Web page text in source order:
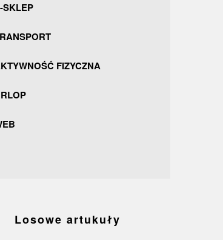
SKLEP
FIZYCZNA
Losowe artukuły